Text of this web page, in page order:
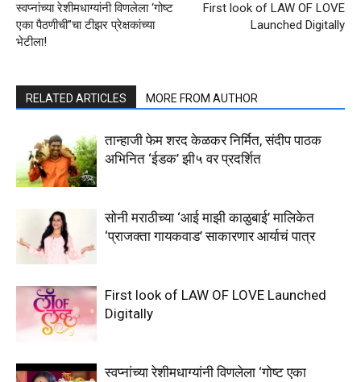
स्वप्नांच्या रेशीमधाग्यांनी विणलेला ‘गोष्ट
एका पैठणीची”चा टीझर प्रेक्षकांच्या
भेटीला!
First look of LAW OF LOVE
Launched Digitally
RELATED ARTICLES MORE FROM AUTHOR
तान्हाजी फेम शरद केळकर निर्मित, संदीप पाठक
अभिनित ‘ईडक’ झी५ वर प्रदर्शित
सोनी मराठीच्या ‘आई माझी काळुबाई’ मालिकेत
‘प्राजक्ता गायकवाड’ साकारणार आर्याचं पात्र
First look of LAW OF LOVE Launched
Digitally
स्वप्नांच्या रेशीमधाग्यांनी विणलेला ‘गोष्ट एका